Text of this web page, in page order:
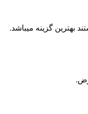
بهترین گزینه میباشد.